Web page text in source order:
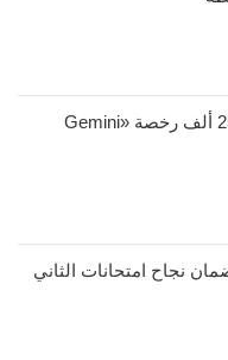
«التربية»: تدريب 21 ألف معلم وتفعيل 25 ألف رخصة «Gemini
نجاح امتحانات الثاني